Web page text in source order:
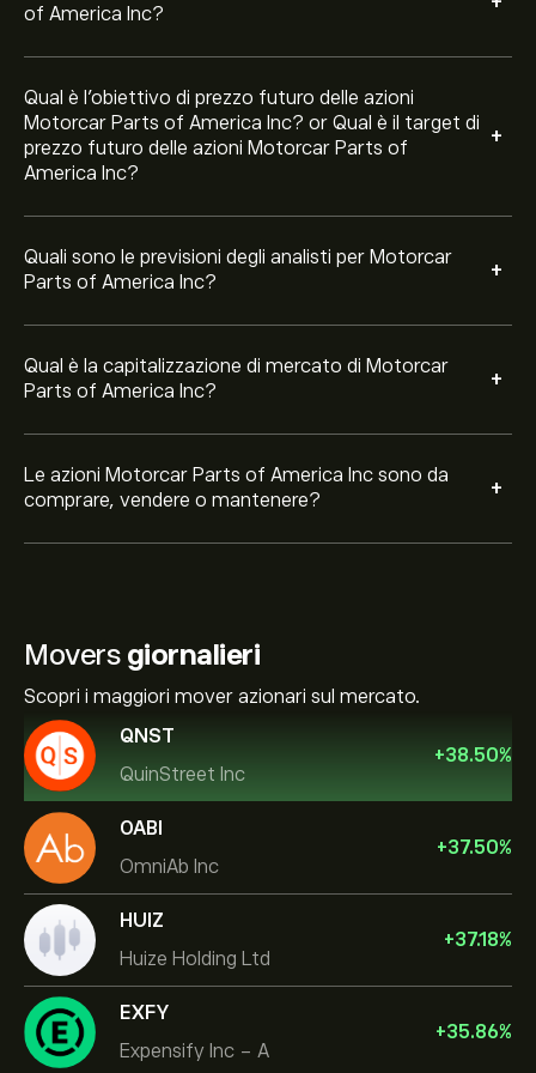
of America Inc?
Qual è l'obiettivo di prezzo futuro delle azioni
Motorcar Parts of America Inc? or Qual è il target di
prezzo futuro delle azioni Motorcar Parts of
America Inc?
+
Quali sono le previsioni degli analisti per Motorcar
Parts of America Inc?
+
Qual è la capitalizzazione di mercato di Motorcar
Parts of America Inc?
+
Le azioni Motorcar Parts of America Inc sono da
comprare, vendere o mantenere?
+
negli ultimi 3 mesi, il consenso generale è Acquisto
Movers giornalieri
Scopri i maggiori mover azionari sul mercato.
QNST
QuinStreet Inc
+38.50%
OABI
OmniAb Inc
+37.50%
HUIZ
Huize Holding Ltd
+37.18%
EXFY
Expensify Inc - A
+35.86%